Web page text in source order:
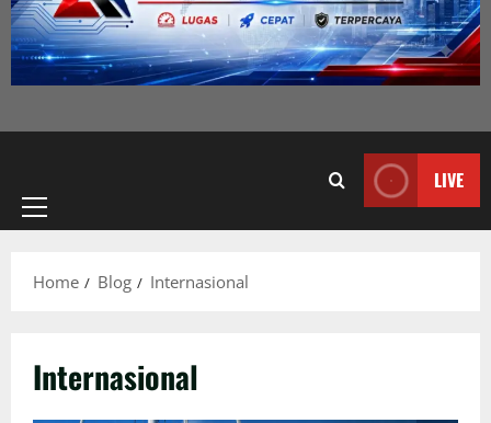
LIVE
Home Blog Internasional
Internasional